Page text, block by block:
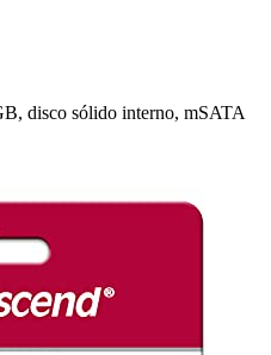
disco sólido interno, mSATA